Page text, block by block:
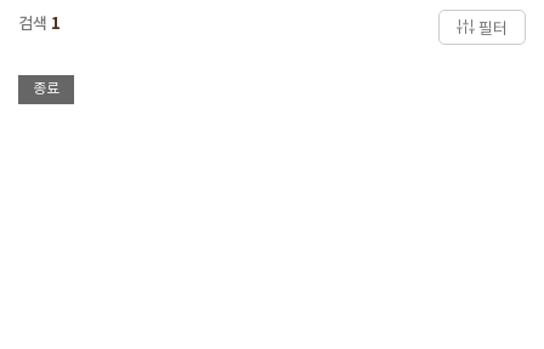
검색 1 필터
종료